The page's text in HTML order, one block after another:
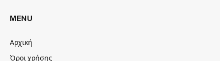
MENU
Αρχική
Όροι χρήσης